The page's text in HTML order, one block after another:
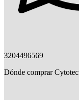
3204496569
Dónde comprar